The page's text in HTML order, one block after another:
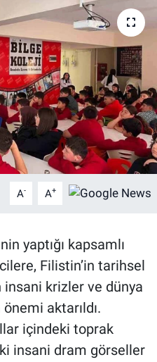
A- A+
yaptığı kapsamlı
Filistin’in tarihsel
krizler ve dünya
aktarıldı.
içindeki toprak
insani dram görseller